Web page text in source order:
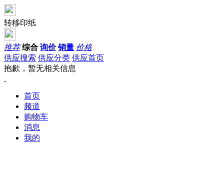
转移印纸
推荐 综合 询价 销量 价格
供应搜索 供应分类 供应首页
抱歉，暂无相关信息
首页
频道
购物车
消息
我的